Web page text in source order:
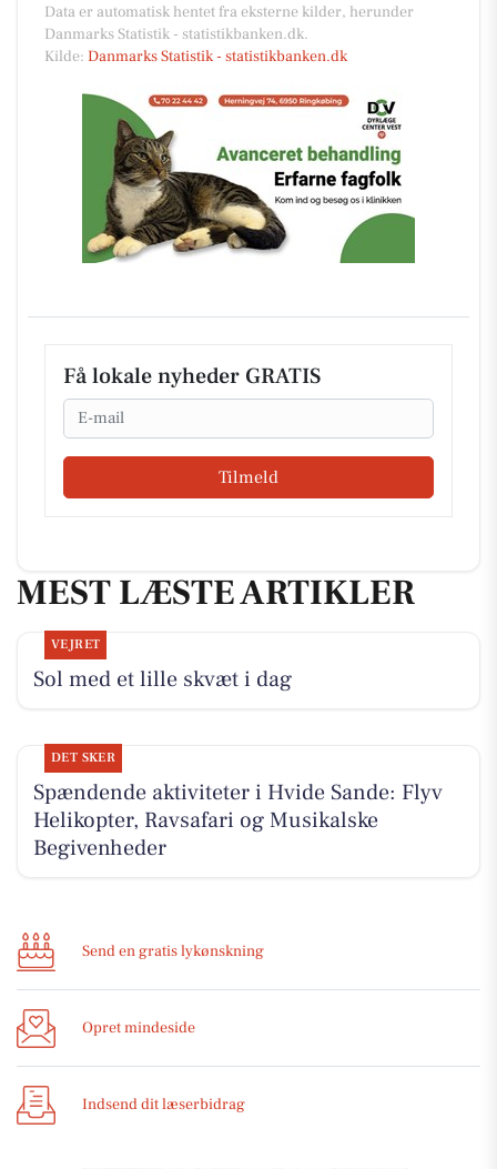
Data er automatisk hentet fra eksterne kilder, herunder
Danmarks Statistik - statistikbanken.dk.
Kilde: Danmarks Statistik - statistikbanken.dk
Få lokale nyheder GRATIS
Email
Tilmeld
MEST LÆSTE ARTIKLER
VEJRET
Sol med et lille skvæt i dag
DET SKER
Spændende aktiviteter i Hvide Sande: Flyv
Helikopter, Ravsafari og Musikalske
Begivenheder
Send en gratis lykønskning
Opret mindeside
Indsend dit læserbidrag